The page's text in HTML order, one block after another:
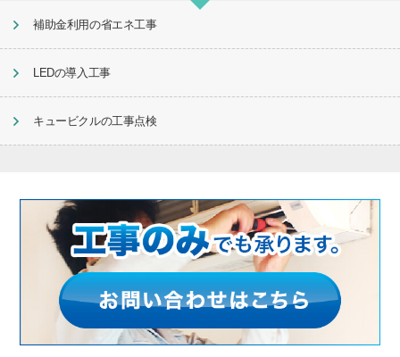
補助金利用の省エネ工事
LEDの導入工事
キュービクルの工事点検